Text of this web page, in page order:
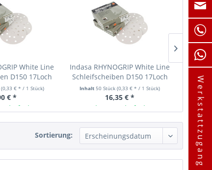
White Line
D150 17Loch
30 Stk.
(0,33 € * / 1 Stück)
€ *
lieferbar
Indasa RHYNOGRIP White Line
Schleifscheiben D150 17Loch
Körnung P220, 50 Stk.
Inhalt 50 Stück (0,33 € * / 1 Stück)
16,35 € *
Ab Lager lieferbar
Indasa
Inhalt
Sortierung: Werkstattzugang